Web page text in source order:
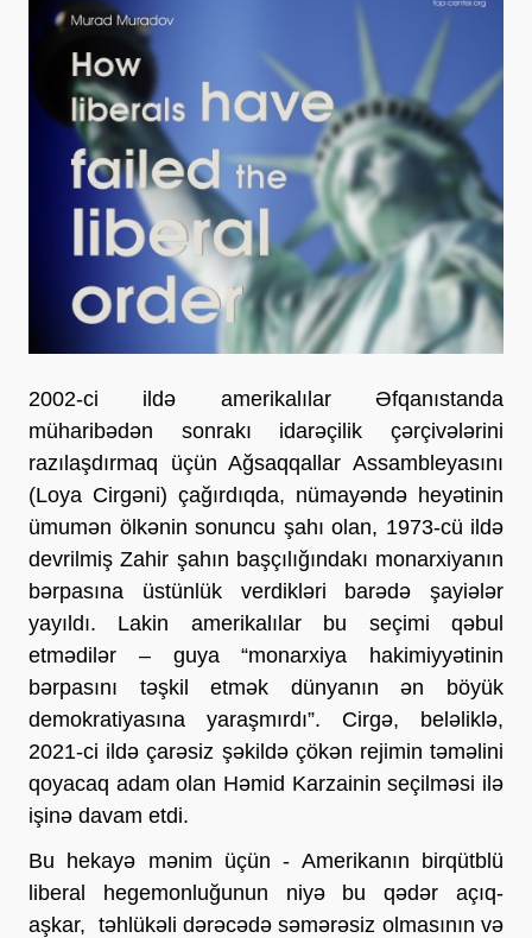
2002-ci ildə amerikalılar Əfqanıstanda
müharibədən sonrakı idarəçilik çərçivələrini
razılaşdırmaq üçün Ağsaqqallar Assambleyasını
(Loya Cirgəni) çağırdıqda, nümayəndə heyətinin
ümumən ölkənin sonuncu şahı olan, 1973-cü ildə
devrilmiş Zahir şahın başçılığındakı monarxiyanın
bərpasına üstünlük verdikləri barədə şayiələr
yayıldı. Lakin amerikalılar bu seçimi qəbul
etmədilər – guya “monarxiya hakimiyyətinin
bərpasını təşkil etmək dünyanın ən böyük
demokratiyasına yaraşmırdı”. Cirgə, beləliklə,
2021-ci ildə çarəsiz şəkildə çökən rejimin təməlini
qoyacaq adam olan Həmid Karzainin seçilməsi ilə
işinə davam etdi.
Bu hekayə mənim üçün - Amerikanın birqütblü
liberal hegemonluğunun niyə bu qədər açıq-
aşkar, təhlükəli dərəcədə səmərəsiz olmasının və